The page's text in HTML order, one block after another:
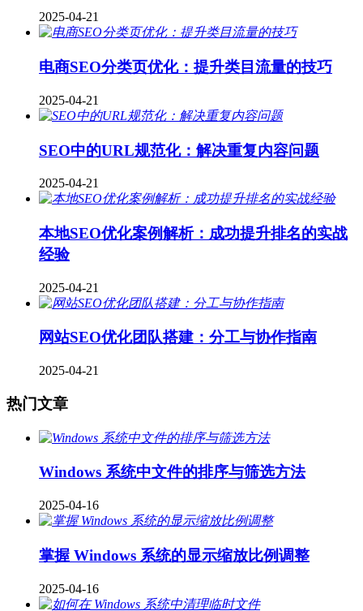
2025-04-21
电商SEO分类页优化：提升类目流量的技巧
2025-04-21
SEO中的URL规范化：解决重复内容问题
2025-04-21
本地SEO优化案例解析：成功提升排名的实战
经验
2025-04-21
网站SEO优化团队搭建：分工与协作指南
2025-04-21
热门文章
Windows 系统中文件的排序与筛选方法
2025-04-16
掌握 Windows 系统的显示缩放比例调整
2025-04-16